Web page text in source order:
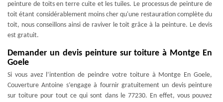
peinture de toits en terre cuite et les tuiles. Le processus de peinture de
toit étant considérablement moins cher qu'une restauration complète du
toit, nous conseillons ainsi de raviver le toit grâce à la peinture. Le devis
est gratuit.
Demander un devis peinture sur toiture à Montge En
Goele
Si vous avez l’intention de peindre votre toiture à Montge En Goele,
Couverture Antoine s’engage à fournir gratuitement un devis peinture
sur toiture pour tout ce qui sont dans le 77230. En effet, vous pouvez